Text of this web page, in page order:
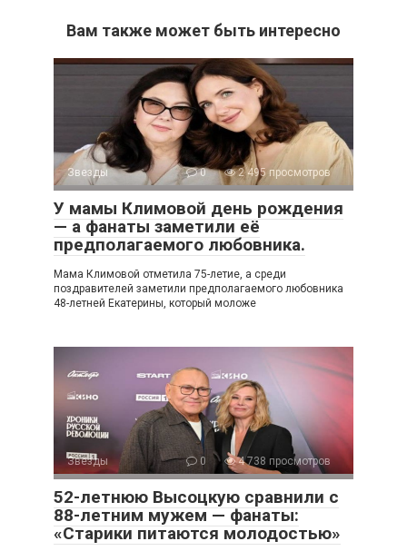
Вам также может быть интересно
Звезды 0 2 495 просмотров
У мамы Климовой день рождения
— а фанаты заметили её
предполагаемого любовника.
Мама Климовой отметила 75-летие, а среди
поздравителей заметили предполагаемого любовника
48-летней Екатерины, который моложе
Звезды 0 4 738 просмотров
52-летнюю Высоцкую сравнили с
88-летним мужем — фанаты:
«Старики питаются молодостью»